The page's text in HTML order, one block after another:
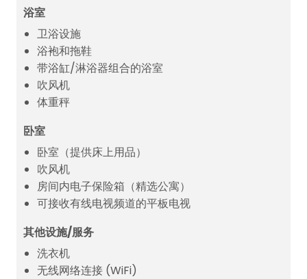
浴室
卫浴设施
浴袍和拖鞋
带浴缸/淋浴器组合的浴室
吹风机
体重秤
卧室
卧室（提供床上用品）
吹风机
房间内电子保险箱（精选公寓）
可接收有线电视频道的平板电视
其他设施/服务
洗衣机
无线网络连接 (WiFi)